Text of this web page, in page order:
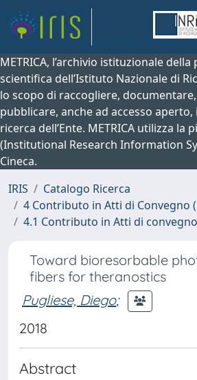
METRICA, l’archivio istituzionale
scientifica dell’Istituto Nazionale di
lo scopo di raccogliere,
pubblicare, anche ad accesso
ricerca dell’Ente. METRICA utilizza la
(Institutional Research Information
Cineca.
IRIS
Catalogo Ricerca
4 Contributo in Atti di Convegno
4.1 Contributo in Atti di convegno
Toward bioresorbable
fibers for theranostics
Pugliese, Diego;
2018
Abstract